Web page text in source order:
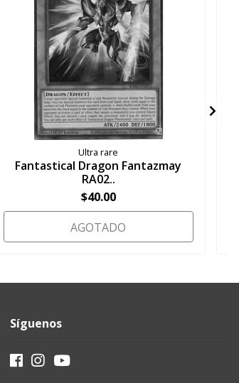
Ultra rare
Fantastical Dragon Fantazmay
RA02..
$40.00
AGOTADO
Síguenos